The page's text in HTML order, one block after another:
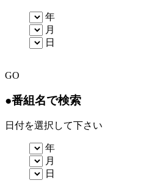
年
月
日
GO
●番組名で検索
日付を選択して下さい
年
月
日